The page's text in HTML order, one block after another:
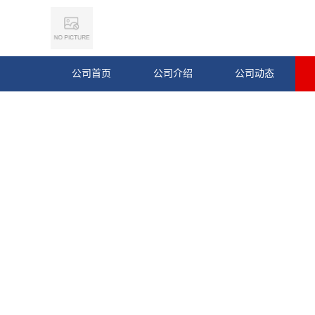
公司首页 公司介绍 公司动态